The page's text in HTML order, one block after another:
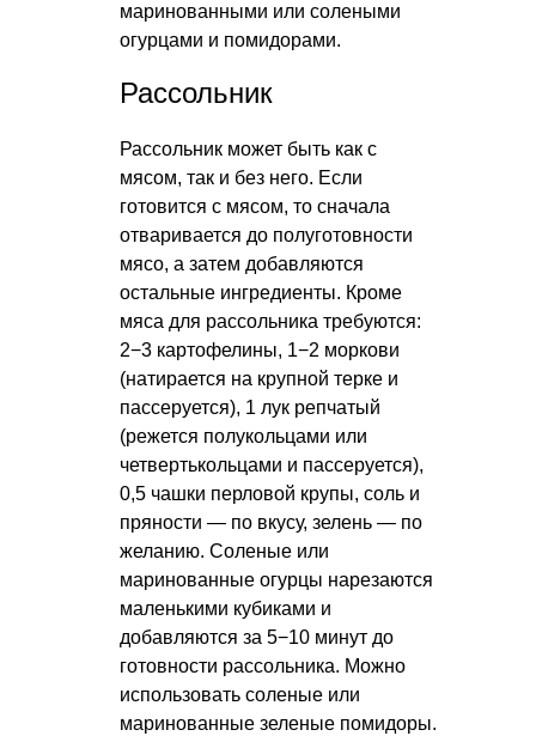
маринованными или солеными
огурцами и помидорами.
Рассольник
Рассольник может быть как с
мясом, так и без него. Если
готовится с мясом, то сначала
отваривается до полуготовности
мясо, а затем добавляются
остальные ингредиенты. Кроме
мяса для рассольника требуются:
2−3 картофелины, 1−2 моркови
(натирается на крупной терке и
пассеруется), 1 лук репчатый
(режется полукольцами или
четвертькольцами и пассеруется),
0,5 чашки перловой крупы, соль и
пряности — по вкусу, зелень — по
желанию. Соленые или
маринованные огурцы нарезаются
маленькими кубиками и
добавляются за 5−10 минут до
готовности рассольника. Можно
использовать соленые или
маринованные зеленые помидоры.